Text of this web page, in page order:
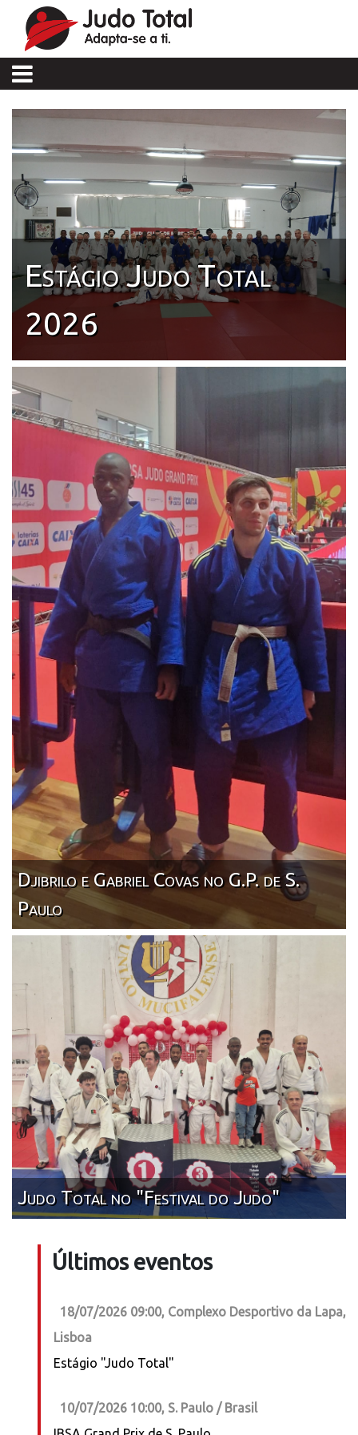
Estágio Judo Total
2026
Djibrilo e Gabriel Covas no G.P. de S.
Paulo
Judo Total no "Festival do Judo"
Últimos eventos
18/07/2026 09:00, Complexo Desportivo da Lapa,
Lisboa
Estágio "Judo Total"
10/07/2026 10:00, S. Paulo / Brasil